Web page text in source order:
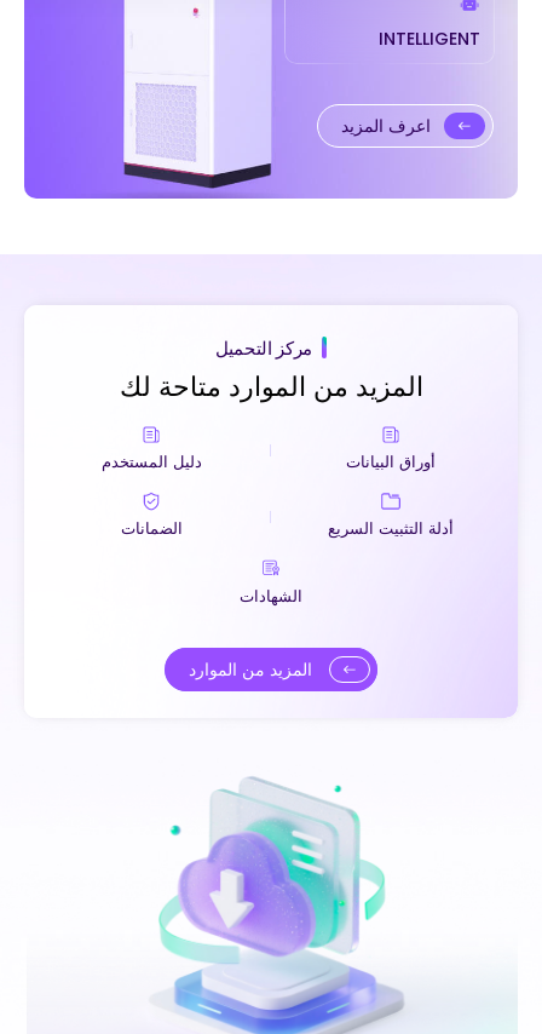
INTELLIGENT
اعرف المزيد
مركز التحميل
المزيد من الموارد متاحة لك
أوراق البيانات دليل المستخدم
أدلة التثبيت السريع الضمانات
الشهادات
المزيد من الموارد